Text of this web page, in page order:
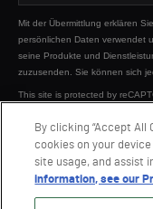
Mit der Übermittlung erklären
persönlichen Daten verwendet
seine Produkte und
zuzusenden. Sie können sich
This site is protected by
By clicking “Accept All
cookies on your
site usage, and assist
information, see our